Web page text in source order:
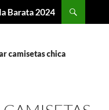
Barata 2024
camisetas chica